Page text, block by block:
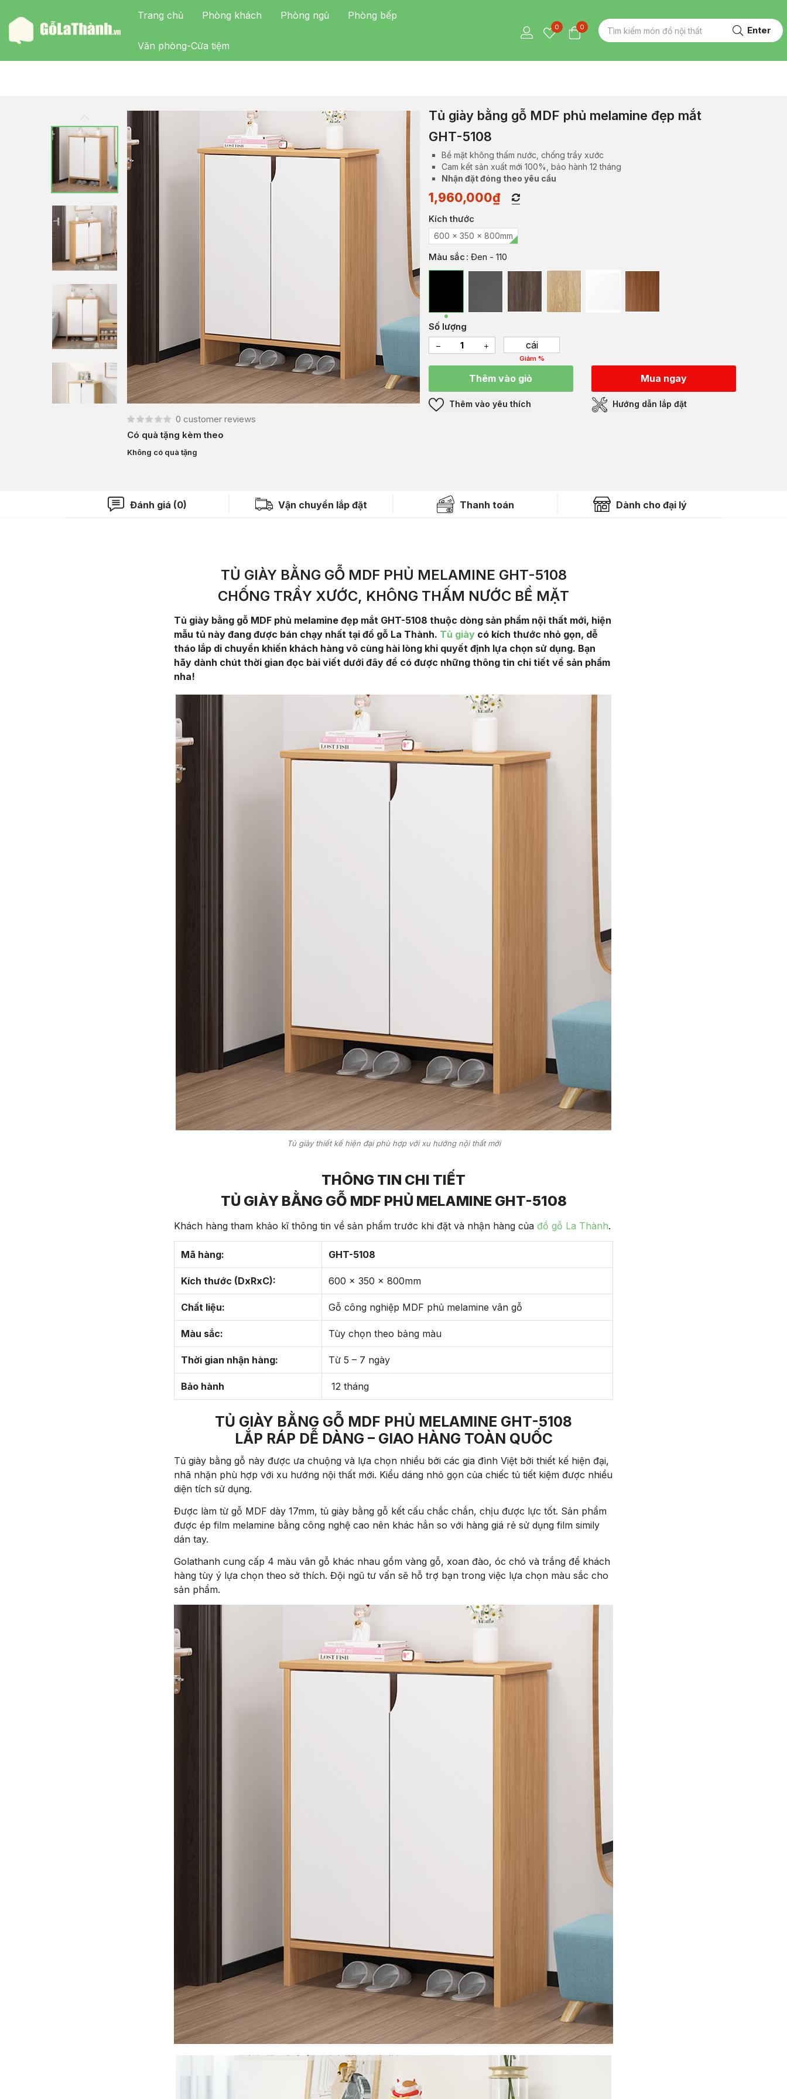
Trang chủ Phòng khách Phòng ngủ Phòng bếp
Văn phòng-Cửa tiệm
0 0 Enter
0 customer reviews
Có quà tặng kèm theo
Không có quà tặng
Tủ giày bằng gỗ MDF phủ melamine đẹp mắt
GHT-5108
Bề mặt không thấm nước, chống trầy xước
Cam kết sản xuất mới 100%, bảo hành 12 tháng
Nhận đặt đóng theo yêu cầu
1,960,000₫
Kích thước
600 x 350 x 800mm
Màu sắc : Đen - 110
Số lượng
cái
Giảm %
Thêm vào giỏ Mua ngay
Thêm vào yêu thích Hướng dẫn lắp đặt
Đánh giá (0) Vận chuyển lắp đặt Thanh toán Dành cho đại lý
TỦ GIÀY BẰNG GỖ MDF PHỦ MELAMINE GHT-5108
CHỐNG TRẦY XƯỚC, KHÔNG THẤM NƯỚC BỀ MẶT
Tủ giày bằng gỗ MDF phủ melamine đẹp mắt GHT-5108 thuộc dòng sản phẩm nội thất mới, hiện
mẫu tủ này đang được bán chạy nhất tại đồ gỗ La Thành. Tủ giày có kích thước nhỏ gọn, dễ
tháo lắp di chuyển khiến khách hàng vô cùng hài lòng khi quyết định lựa chọn sử dụng. Bạn
hãy dành chút thời gian đọc bài viết dưới đây để có được những thông tin chi tiết về sản phẩm
nha!
Tủ giày thiết kế hiện đại phù hợp với xu hướng nội thất mới
THÔNG TIN CHI TIẾT
TỦ GIÀY BẰNG GỖ MDF PHỦ MELAMINE GHT-5108
Khách hàng tham khảo kĩ thông tin về sản phẩm trước khi đặt và nhận hàng của đồ gỗ La Thành.
Mã hàng: GHT-5108
Kích thước (DxRxC): 600 x 350 x 800mm
Chất liệu: Gỗ công nghiệp MDF phủ melamine vân gỗ
Màu sắc: Tùy chọn theo bảng màu
Thời gian nhận hàng: Từ 5 – 7 ngày
Bảo hành 12 tháng
TỦ GIÀY BẰNG GỖ MDF PHỦ MELAMINE GHT-5108
LẮP RÁP DỄ DÀNG – GIAO HÀNG TOÀN QUỐC
Tủ giày bằng gỗ này được ưa chuộng và lựa chọn nhiều bởi các gia đình Việt bởi thiết kế hiện đại,
nhã nhặn phù hợp với xu hướng nội thất mới. Kiểu dáng nhỏ gọn của chiếc tủ tiết kiệm được nhiều
diện tích sử dụng.
Được làm từ gỗ MDF dày 17mm, tủ giày bằng gỗ kết cấu chắc chắn, chịu được lực tốt. Sản phẩm
được ép film melamine bằng công nghệ cao nên khác hẳn so với hàng giá rẻ sử dụng film simily
dán tay.
Golathanh cung cấp 4 màu vân gỗ khác nhau gồm vàng gỗ, xoan đào, óc chó và trắng để khách
hàng tùy ý lựa chọn theo sở thích. Đội ngũ tư vấn sẽ hỗ trợ bạn trong việc lựa chọn màu sắc cho
sản phẩm.